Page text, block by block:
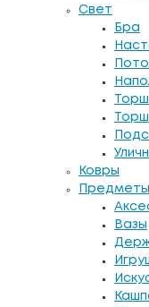
Свет
Бра
Ковры
Вазы